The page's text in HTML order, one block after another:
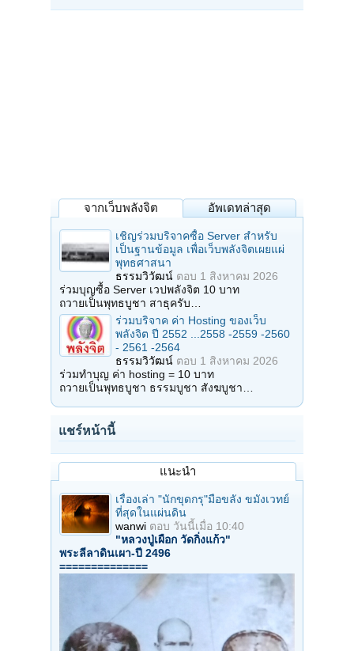
๖. วัดภูหล่น
๙ ต. สงยาง อ. ศรีเมืองใหม่ จ. อุบลราชธานี
ปฐมวิปัสสนาหลวงปู่มั่นฯ (สถานที่หลวงปู่มั่นออกธุดงค์ครั้งแรกกับหลวงปู่
วัดนี้ค่อนข้างจะห่างจากตัวเมือง บรรยากาศดีมาก เย็นสบาย และเงียบสงบ
มีสิ่งปลูกสร้างที่อยู่บนเขาไม่สูงนักสามารถกางกลดอยู่ได้
มีโบสถ์บนเขาและมีกุฏิโดยรอบ บ้างก็ซ่อนอยู่ตามซอกเขา
ที่นี่เหมาะกับผู้เคยปฏิบัติธรรมมาแล้ว ต้องการมาปฏิบัติขั้นอุกฤษฎ์
๗. วัดถ้ำขาม
บ้านคำข่า หมู่ที่ ๔ ตำบาลไร่ อ. พรรณานิคม จ. สกลนคร
วิปัสสนาจารย์ อาจารย์ฝั้น อาจาโร
วัดมีเนื้อที่ ๘๔๐ ไร่ พื้นที่จรดเขตอุทยานป่าแนวเทือกเขาภูพาน วัดอยู่บนเขา
แต่ก็มีบันไดขึ้นลงสะดวก มีลิงป่า และไก่ป่า
ที่พัก มีที่พักเป็นกุฏิ (กุฏิละ ๑ คน) หรือพักรวมบนศาลาก็ได้
เหมาะสำหรับไปปฏิบัติแบบอุกฤษฎ์
๘. วัดมเหยงคณ์
ต. หันตรา อ. พระนครศรีอยุธยา จ. พระนครศรีอยุธยา
แนวปฏิบัติ เดินจงกรม นั่งสมาธิ กำหนดรู้ รูป-นาม
๙. สำนักปฏิบัติธรรมแสงธรรมส่องชีวิต
ต. โคกแย้ อ. หนองแค จ. สระบุรี ๑๘๒๓๐
โทร. (๐๓๖) ๓๗๙-๔๒๘
แนวปฏิบัติ เน้นให้ผู้ฝึกมีสติรู้ในอิริยาบท
ทุกวันเสาร์ อาทิตย์ และวันสำคัญทางศาสนา
จะมีการจัดอบรมฝึกวิปัสสนากรรมฐาน บวชชีพราหมณ์ เนกขัมมะ
๑๐. วัดสนามใน
๒๗ ต. วัดชลอ อ. บางกรวย จ. นนทบุรี
โทร. ๔๒๙-๒๑๑๙, ๘๘๓-๗๒๕๑
วิปัสสนาจารย์ หลวงพ่อเทียน จิตตฺสุโภ
แนวปฏิบัติ เน้นการเจริญสติ วิธีที่เป็นที่นิยมคือวิธีสร้างจังหวะ
เป็นวิธีสร้างสติแบบนั่งทำสมาธิแต่ไม่ต้องหลับตา
จากเว็บพลังจิต อัพเดทล่าสุด
เชิญร่วมบริจาคซื้อ Server สำหรับ
เป็นฐานข้อมูล เพื่อเว็บพลังจิตเผยแผ่
พุทธศาสนา
ธรรมวิวัฒน์ ตอบ 1 สิงหาคม 2026
ร่วมบุญซื้อ Server เวปพลังจิต 10 บาท
ถวายเป็นพุทธบูชา สาธุครับ…
ร่วมบริจาค ค่า Hosting ของเว็บ
พลังจิต ปี 2552 ...2558 -2559 -2560
- 2561 -2564
ธรรมวิวัฒน์ ตอบ 1 สิงหาคม 2026
ร่วมทำบุญ ค่า hosting = 10 บาท
ถวายเป็นพุทธบูชา ธรรมบูชา สังฆบูชา…
แชร์หน้านี้
แนะนำ
เรื่องเล่า "นักขุดกรุ"มือขลัง ขมังเวทย์
ที่สุดในแผ่นดิน
wanwi ตอบ วันนี้เมื่อ 10:40
"หลวงปู่เผือก วัดกิ่งแก้ว"
พระลีลาดินเผา-ปี 2496
==============